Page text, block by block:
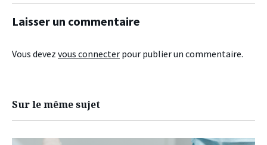
Laisser un commentaire
Vous devez vous connecter pour publier un commentaire.
Sur le même sujet